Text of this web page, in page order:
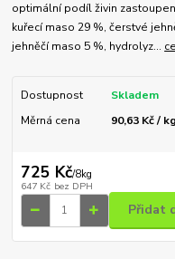
optimální podíl živin
kuřecí maso 29 %, čerstvé
jehněčí maso 5 %, hydrolyz...
Dostupnost
Skladem
Měrná cena
90,63 Kč / kg
725 Kč/8kg
647 Kč bez DPH
Přidat